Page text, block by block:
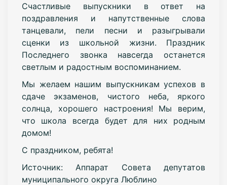
Счастливые выпускники в ответ на
поздравления и напутственные слова
танцевали, пели песни и разыгрывали
сценки из школьной жизни. Праздник
Последнего звонка навсегда останется
светлым и радостным воспоминанием.
Мы желаем нашим выпускникам успехов в
сдаче экзаменов, чистого неба, яркого
солнца, хорошего настроения! Мы верим,
что школа всегда будет для них родным
домом!
С праздником, ребята!
Источник: Аппарат Совета депутатов
муниципального округа Люблино